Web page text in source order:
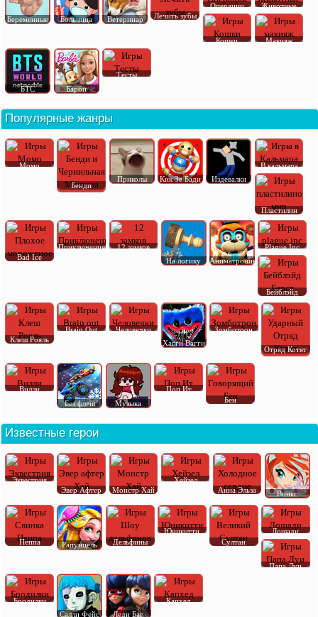
Беременные Больница Ветеринар Лечить зубы
Операции Животные
Кошки Макияж
БТС Барби
Тесты
Популярные жанры
Момо
Бенди
Приколы Кик Зе Бади Издевалки
В кальмара
Пластилин
Bad Ice
Приключения
12 замков
На логику
Аниматроник
Plague Inc
Бейблэйд
Клеш Рояль
Brain Out
Человечки
Хагги Вагги
Зомботрон
Отряд Котят
Вилли
Без флеш
Музыка
Поп Ит
Бен
Известные герои
Эквестрия
Эвер Афтер
Монстр Хай
Хейзел
Анна Эльза
Винкс
Пеппа Рапунцель Дельфины
Юникитти
Султан
Лошади
Папа Луи
Бродилки
Салли Фейс
Леди Баг
Капхед